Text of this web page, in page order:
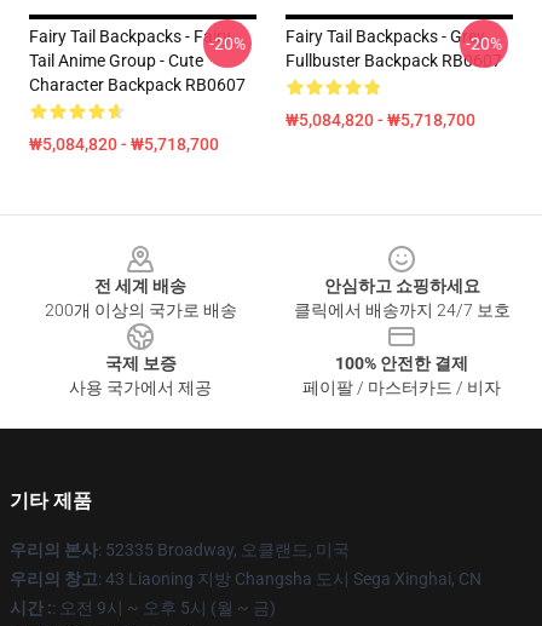
Fairy Tail Backpacks - Fairy
Tail Anime Group - Cute
Character Backpack RB0607
₩5,084,820 - ₩5,718,700
-20%
Fairy Tail Backpacks - Grey
Fullbuster Backpack RB0607
₩5,084,820 - ₩5,718,700
-20%
전 세계 배송
200개 이상의 국가로 배송
안심하고 쇼핑하세요
클릭에서 배송까지 24/7 보호
국제 보증
사용 국가에서 제공
100% 안전한 결제
페이팔 / 마스터카드 / 비자
기타 제품
우리의 본사: 52335 Broadway, 오클랜드, 미국
우리의 창고: 43 Liaoning 지방 Changsha 도시 Sega Xinghai, CN
시간 :: 오전 9시 ~ 오후 5시 (월 ~ 금)